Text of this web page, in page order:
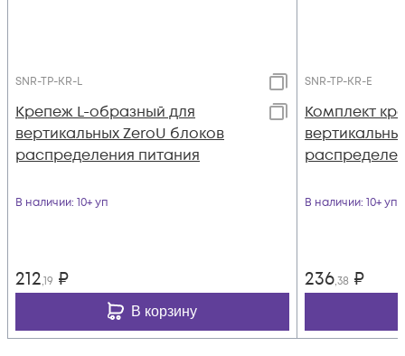
SNR-TP-KR-L
Крепеж L-образный для
вертикальных ZeroU блоков
распределения питания
В наличии: 10+ уп
212,19 ₽
В корзину
SNR-TP-KR-E
Комплект
В наличии: 10+ уп
236,38 ₽